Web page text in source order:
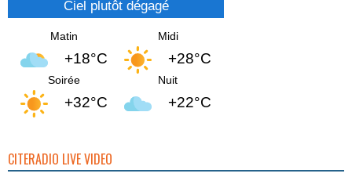
Ciel plutôt dégagé
Matin
+18°C
Midi
+28°C
Soirée
+32°C
Nuit
+22°C
CITERADIO LIVE VIDEO